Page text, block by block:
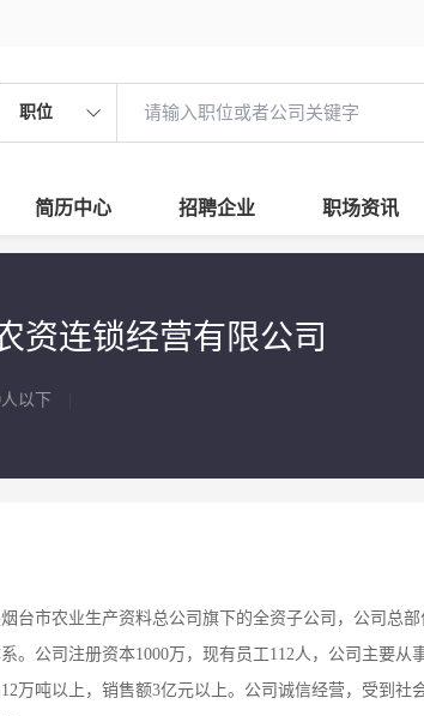
职位
简历中心 招聘企业 职场资讯
资连锁经营有限公司
以下
台市农业生产资料总公司旗下的全资子公司，公司总
。公司注册资本1000万，现有员工112人，公司主要从
万吨以上，销售额3亿元以上。公司诚信经营，受到社